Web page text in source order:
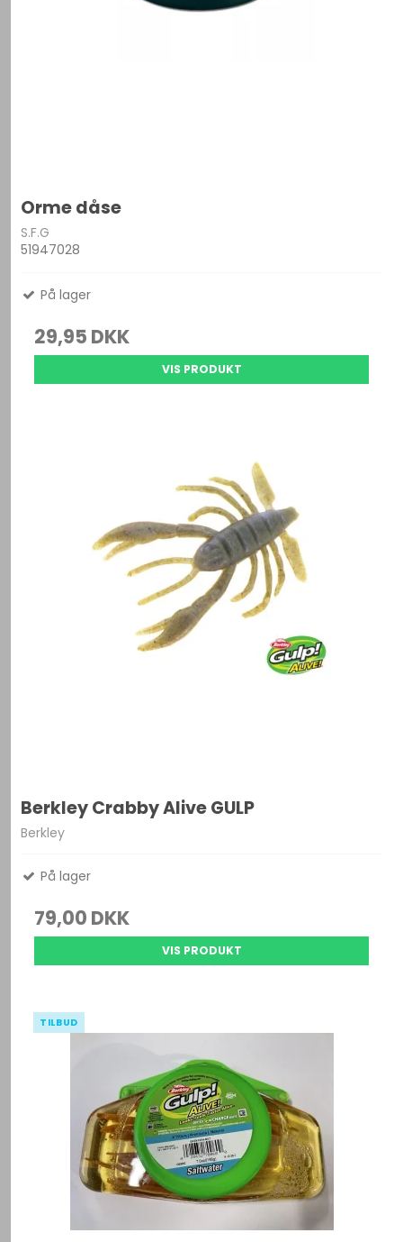
Orme dåse
S.F.G
51947028
På lager
29,95 DKK
VIS PRODUKT
Berkley Crabby Alive GULP
Berkley
På lager
79,00 DKK
VIS PRODUKT
TILBUD